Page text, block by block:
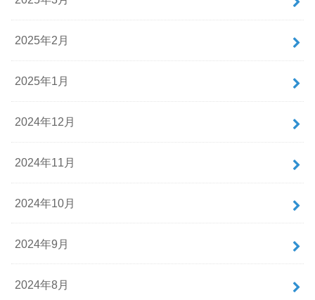
2025年2月
2025年1月
2024年12月
2024年11月
2024年10月
2024年9月
2024年8月